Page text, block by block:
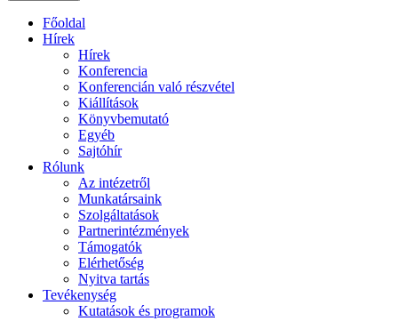
Főoldal
Hírek
Hírek
Konferencia
Konferencián való részvétel
Kiállítások
Könyvbemutató
Egyéb
Sajtóhír
Rólunk
Az intézetről
Munkatársaink
Szolgáltatások
Partnerintézmények
Támogatók
Elérhetőség
Nyitva tartás
Tevékenység
Kutatások és programok